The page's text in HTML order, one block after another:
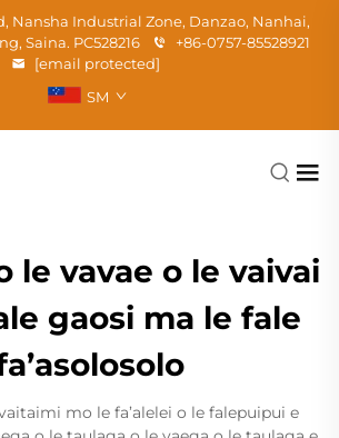
Nansha Industrial Zone, Danzao, Nanhai,
Saina. PC528216
+86-0757-85528921
[email protected]
SM
le vavae o le vaivai
gaosi ma le fale
mo le fa’alelei o le falepuipui e